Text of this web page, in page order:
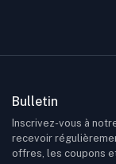
Bulletin
Inscrivez-vous à
recevoir
offres, les coupons